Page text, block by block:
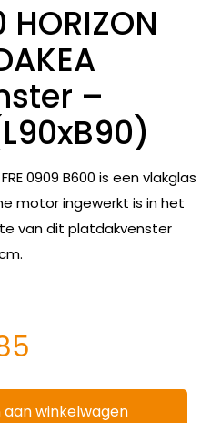
–
0909 B600 is een vlakglas
motor ingewerkt is in het
van dit platdakvenster
winkelwagen